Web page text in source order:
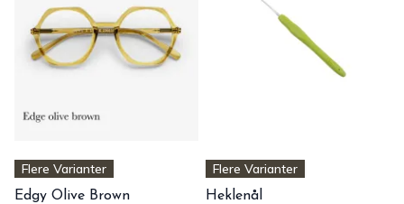
Flere Varianter
Edgy Olive Brown
Flere Varianter
Heklenål